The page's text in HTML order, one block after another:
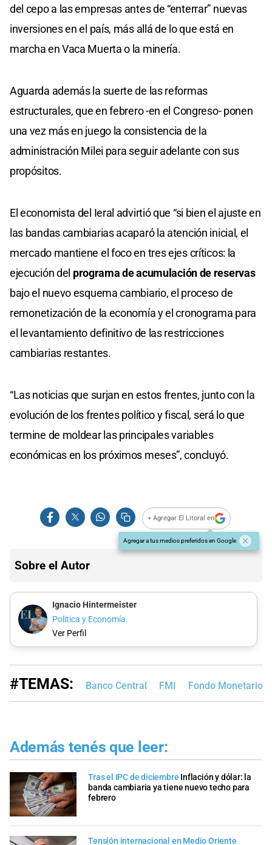
del cepo a las empresas antes de “enterrar” nuevas
inversiones en el país, más allá de lo que está en
marcha en Vaca Muerta o la minería.
Aguarda además la suerte de las reformas
estructurales, que en febrero -en el Congreso- ponen
una vez más en juego la consistencia de la
administración Milei para seguir adelante con sus
propósitos.
El economista del Ieral advirtió que “si bien el ajuste en
las bandas cambiarias acaparó la atención inicial, el
mercado mantiene el foco en tres ejes críticos: la
ejecución del programa de acumulación de reservas
bajo el nuevo esquema cambiario, el proceso de
remonetización de la economía y el cronograma para
el levantamiento definitivo de las restricciones
cambiarias restantes.
“Las noticias que surjan en estos frentes, junto con la
evolución de los frentes político y fiscal, será lo que
termine de moldear las principales variables
económicas en los próximos meses”, concluyó.
+ Agregar El Litoral en
Agregar a tus medios preferidos en Google
Sobre el Autor
Ignacio Hintermeister
Politica y Economía.
Ver Perfil
#TEMAS: Banco Central FMI Fondo Monetario
Además tenés que leer:
Tras el IPC de diciembre Inflación y dólar: la
banda cambiaria ya tiene nuevo techo para
febrero
Tensión internacional en Medio Oriente